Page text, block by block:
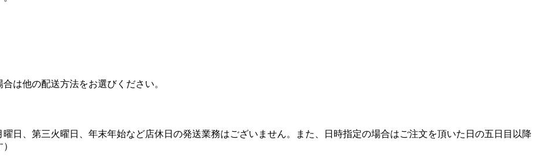
は他の配送方法をお選びください。
日、第三火曜日、年末年始など店休日の発送業務はございません。また、日時指定の場合はご注文を頂いた日の五日目以降
）